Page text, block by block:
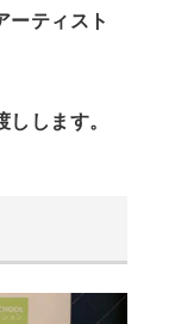
ーティスト
します。